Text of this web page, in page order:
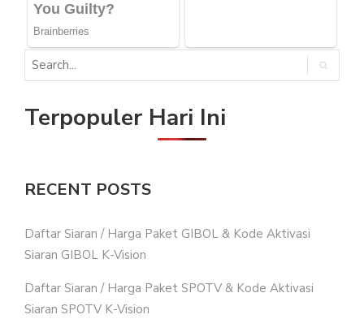
Terpopuler Hari Ini
RECENT POSTS
Daftar Siaran / Harga Paket GIBOL & Kode Aktivasi
Siaran GIBOL K-Vision
Daftar Siaran / Harga Paket SPOTV & Kode Aktivasi
Siaran SPOTV K-Vision